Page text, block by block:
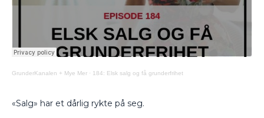
GrunderKanalen + Mye Mer · 184: Elsk salg og få grunderfrihet
«Salg» har et dårlig rykte på seg.